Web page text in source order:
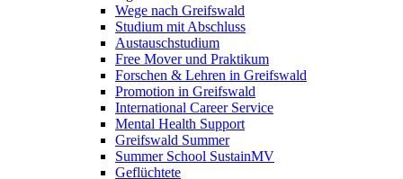
Wege nach Greifswald
Studium mit Abschluss
Austauschstudium
Free Mover und Praktikum
Forschen & Lehren in Greifswald
Promotion in Greifswald
International Career Service
Mental Health Support
Greifswald Summer
Summer School SustainMV
Geflüchtete